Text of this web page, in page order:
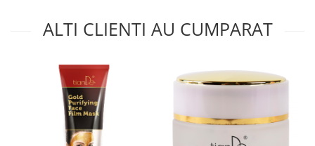
ALTI CLIENTI AU CUMPARAT